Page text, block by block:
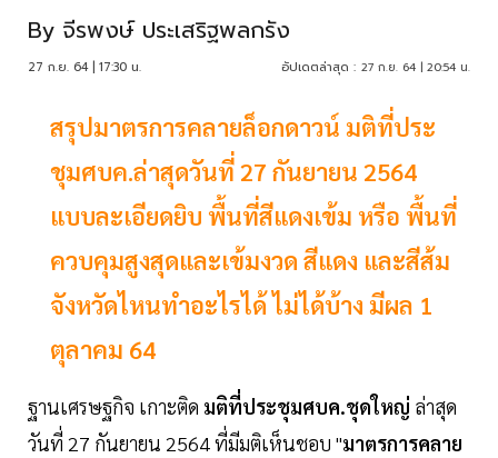
By จีรพงษ์ ประเสริฐพลกรัง
27 ก.ย. 64 | 17:30 น. อัปเดตล่าสุด : 27 ก.ย. 64 | 20:54 น.
สรุปมาตรการคลายล็อกดาวน์ มติที่ประ
ชุมศบค.ล่าสุดวันที่ 27 กันยายน 2564
แบบละเอียดยิบ พื้นที่สีแดงเข้ม หรือ พื้นที่
ควบคุมสูงสุดและเข้มงวด สีแดง และสีส้ม
จังหวัดไหนทำอะไรได้ ไม่ได้บ้าง มีผล 1
ตุลาคม 64
ฐานเศรษฐกิจ เกาะติด มติที่ประชุมศบค.ชุดใหญ่ ล่าสุด
วันที่ 27 กันยายน 2564 ที่มีมติเห็นชอบ "มาตรการคลาย